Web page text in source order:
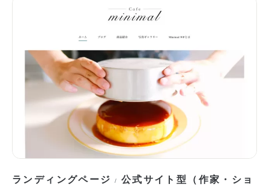
ランディングページ / 公式サイト型（作家・ショ